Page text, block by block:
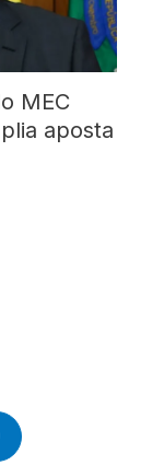
MEC
aposta